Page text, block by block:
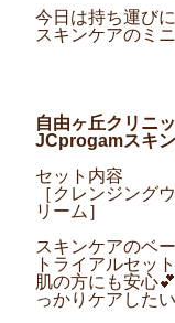
今日は持ち運び
スキンケアのミ
自由ヶ丘クリニ
JCprogamスキ
セット内容
［クレンジング
リーム］
スキンケアのベ
トライアルセッ
肌の方にも安心
っかりケアした